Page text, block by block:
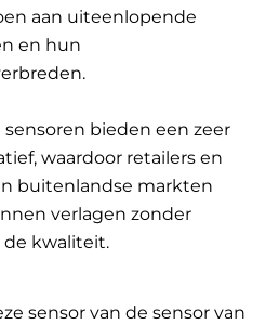
aan uiteenlopende
en hun
bieden een zeer
waardoor retailers en
buitenlandse markten
verlagen zonder
de kwaliteit.
sensor van de sensor van